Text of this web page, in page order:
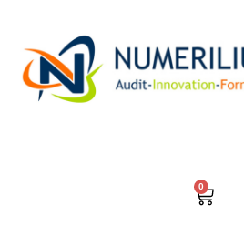
contenu
0
Panier